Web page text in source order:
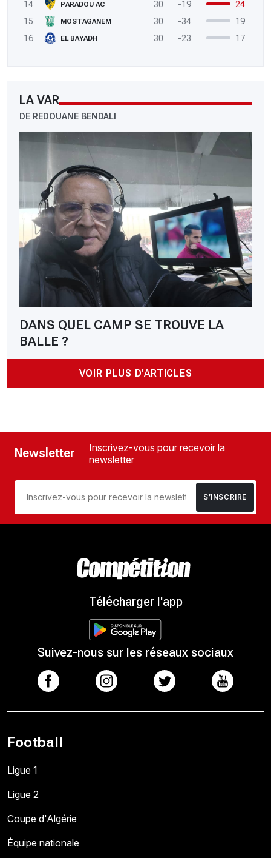
14
PARADOU AC 30 -19
24
15
MOSTAGANEM 30 -34
19
16
EL BAYADH 30 -23 17
LA VAR
DE REDOUANE BENDALI
DANS QUEL CAMP SE TROUVE LA
BALLE ?
VOIR PLUS D'ARTICLES
Newsletter
Inscrivez-vous pour recevoir la
newsletter
S’INSCRIRE
Télécharger l'app
Suivez-nous sur les réseaux sociaux
Football
Ligue 1
Ligue 2
Coupe d'Algérie
Équipe nationale